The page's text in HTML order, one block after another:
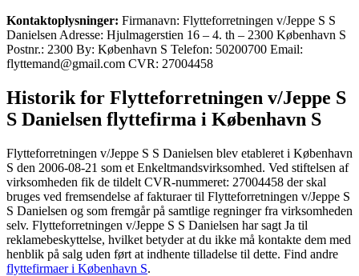
Kontaktoplysninger: Firmanavn: Flytteforretningen v/Jeppe S S
Danielsen Adresse: Hjulmagerstien 16 – 4. th – 2300 København S
Postnr.: 2300 By: København S Telefon: 50200700 Email:
flyttemand@gmail.com CVR: 27004458
Historik for Flytteforretningen v/Jeppe S
S Danielsen flyttefirma i København S
Flytteforretningen v/Jeppe S S Danielsen blev etableret i København
S den 2006-08-21 som et Enkeltmandsvirksomhed. Ved stiftelsen af
virksomheden fik de tildelt CVR-nummeret: 27004458 der skal
bruges ved fremsendelse af fakturaer til Flytteforretningen v/Jeppe S
S Danielsen og som fremgår på samtlige regninger fra virksomheden
selv. Flytteforretningen v/Jeppe S S Danielsen har sagt Ja til
reklamebeskyttelse, hvilket betyder at du ikke må kontakte dem med
henblik på salg uden ført at indhente tilladelse til dette. Find andre
flyttefirmaer i København S.